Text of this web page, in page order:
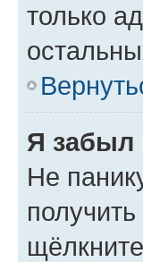
только
Я забыл
Не